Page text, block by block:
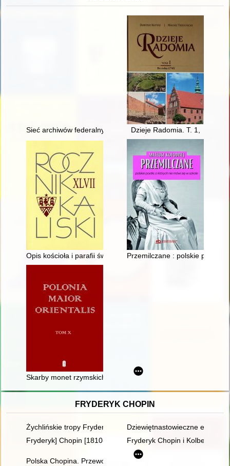
Sieć archiwów federalnych Rosji (1992-2016)
Dzieje Radomia. T. 1,
Opis kościoła i parafii św. Mikołaja w Kaliszu z 1792 r
Przemilczane : polskie poetki,
Skarby monet rzymskich z okolic Kalisza : historia odkryć i
FRYDERYK CHOPIN
Żychlińskie tropy Fryderyka [Chopina]Dziewiętnastowieczne edycje
Fryderyk] Chopin [1810-1849]. Życie i droga twórcza
Fryderyk Chopin i
Polska Chopina. Przewodnik po miejscach związanych z